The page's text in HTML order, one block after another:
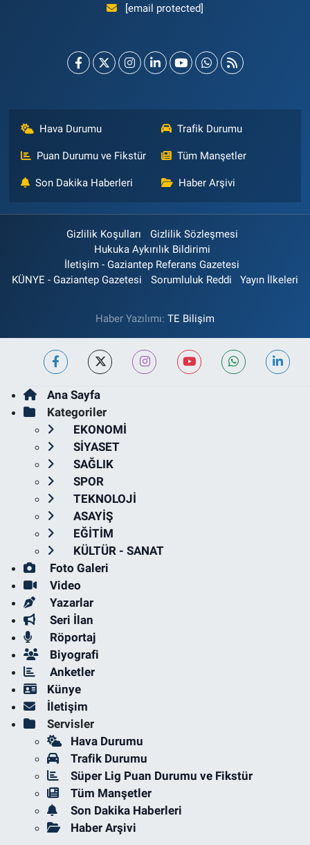
[email protected]
Hava Durumu Trafik Durumu
Puan Durumu ve Fikstür Tüm Manşetler
Son Dakika Haberleri Haber Arşivi
Gizlilik Koşulları
Gizlilik Sözleşmesi
Hukuka Aykırılık Bildirimi
İletişim - Gaziantep Referans Gazetesi
KÜNYE - Gaziantep Gazetesi
Sorumluluk Reddi Yayın İlkeleri
Haber Yazılımı: TE Bilişim
Ana Sayfa
Kategoriler
EKONOMİ
SİYASET
SAĞLIK
SPOR
TEKNOLOJİ
ASAYİŞ
EĞİTİM
KÜLTÜR - SANAT
Foto Galeri
Video
Yazarlar
Seri İlan
Röportaj
Biyografi
Anketler
Künye
İletişim
Servisler
Hava Durumu
Trafik Durumu
Süper Lig Puan Durumu ve Fikstür
Tüm Manşetler
Son Dakika Haberleri
Haber Arşivi